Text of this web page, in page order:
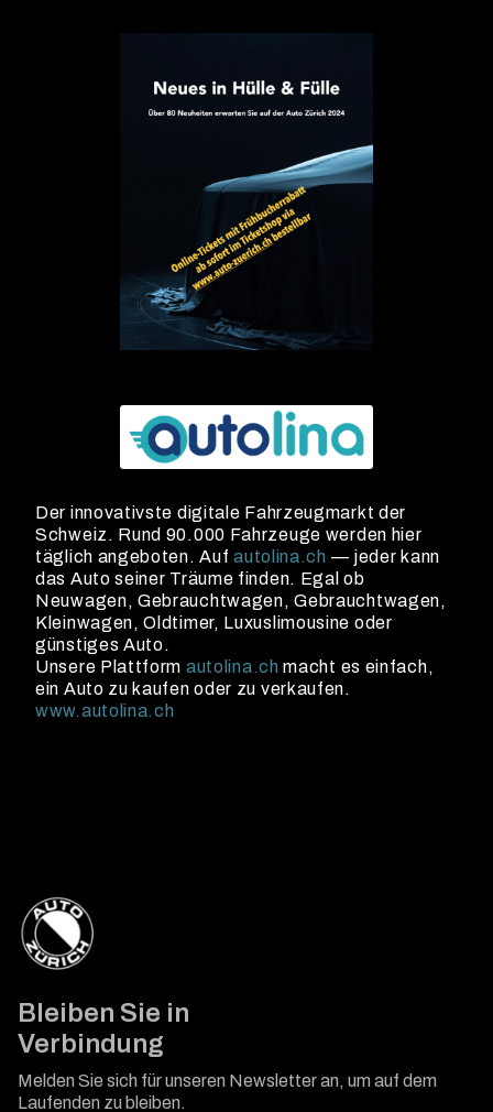
Der innovativste digitale Fahrzeugmarkt der
Schweiz. Rund 90.000 Fahrzeuge werden hier
täglich angeboten. Aufautolina.ch — jeder kann
das Auto seiner Träume finden. Egal ob
Neuwagen, Gebrauchtwagen, Gebrauchtwagen,
Kleinwagen, Oldtimer, Luxuslimousine oder
günstiges Auto.
Unsere Plattform autolina.ch macht es einfach,
ein Auto zu kaufen oder zu verkaufen.
www.autolina.ch
Bleiben Sie in
Verbindung
Melden Sie sich für unseren Newsletter an, um auf dem
Laufenden zu bleiben.